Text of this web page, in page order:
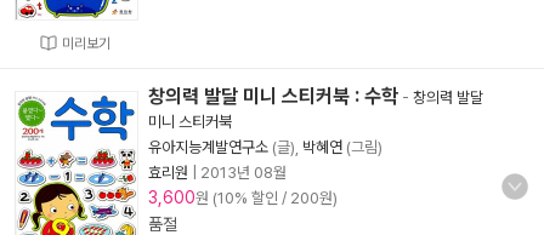
미리보기
창의력 발달 미니 스티커북 : 수학 - 창의력 발달
미니 스티커북
유아지능계발연구소 (글), 박혜연 (그림)
효리원
2013년 08월
3,600원 (10% 할인 / 200원)
품절